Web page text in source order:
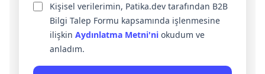
Kişisel verilerimin, Patika.dev tarafından B2B
Bilgi Talep Formu kapsamında işlenmesine
ilişkin Aydınlatma Metni'ni okudum ve
anladım.